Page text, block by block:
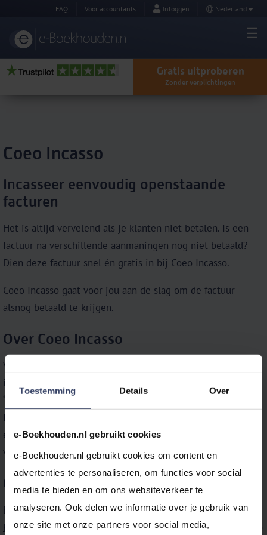
Toestemming Details Over
e-Boekhouden.nl gebruikt cookies
e-Boekhouden.nl gebruikt cookies om content en
advertenties te personaliseren, om functies voor social
media te bieden en om ons websiteverkeer te
analyseren. Ook delen we informatie over je gebruik van
onze site met onze partners voor social media,
FAQ Voor accountants Inloggen Nederland
Gratis uitproberen
Zonder verplichtingen
Coeo Incasso
Incasseer eenvoudig openstaande
facturen
Het is altijd vervelend als je klanten niet betalen. Is een
factuur na verschillende aanmaningen nog niet betaald?
Dien deze factuur snel én gratis in bij Coeo Incasso.
Coeo Incasso gaat voor jou aan de slag om de factuur
alsnog betaald te krijgen.
Over Coeo Incasso
Via Coeo Incasso zet je een transparant en persoonlijk
incassotraject in werking. Coeo Incasso werkt op basis van
‘no cure no pay’. Bovendien dien je jouw onbetaalde
facturen eenvoudig in vanuit je administratie in
e‑Boekhouden.nl. Je hoeft dus geen extra handelingen te
verrichten.
Gratis uitproberen
Ervaar alle gemakken van online boekhouden.
Probeer e‑Boekhouden.nl én de incassokoppeling met Coeo